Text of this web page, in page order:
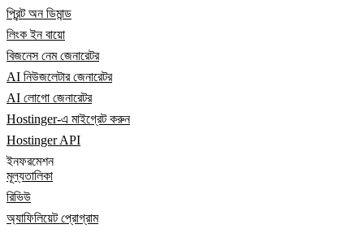
প্রিন্ট অন ডিমান্ড
লিংক ইন বায়ো
বিজনেস নেম জেনারেটর
AI নিউজলেটার জেনারেটর
AI লোগো জেনারেটর
Hostinger-এ মাইগ্রেট করুন
Hostinger API
ইনফরমেশন
মূল্যতালিকা
রিভিউ
অ্যাফিলিয়েট প্রোগ্রাম